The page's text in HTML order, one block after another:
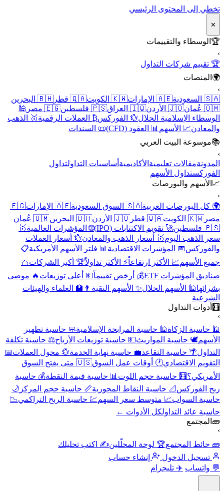
تخطي إلى المحتوى الرئيسي
✕
🏆 الوسطاء والتقييمات
›
🏆 تقييم شركات التداول
🌍 المنصات
›
🇸🇦 السعودية
🇦🇪 الإمارات 🇰🇼 الكويت 🇶🇦 قطر
🇧🇭 البحرين
🇴🇲 عُمان
🇯🇴 الأردن 🇮🇶 العراق 🇵🇸 فلسطين 🇪🇬 مصر
🕌
الوسطاء الإسلامية الحلال💱 الفوركس₿ العملات الرقمية🥇 الذهب
والمعادن📈 الأسهم 📊 العقود (CFD)
📜 السندات
📚موسوعة البيت العربي
›
المدونةمقالات تعليمية الأكاديمية أساسيات التداولتداول
الفوركستداول الأسهم
📈 الأسهم والبورصات
›
🌍 كل البورصات العربية🇸🇦 السوق السعودية 🇦🇪 الإمارات
🇪🇬
مصر 🇰🇼 الكويت 🇶🇦 قطر 🇯🇴 الأردن 🇧🇭 البحرين
🇴🇲 عُمان
🇵🇸 فلسطين
🚀 تقويم الاكتتابات (IPO) 🌐 المؤشرات العالمية🥇
سعر الذهب اليوم🥇 أسعار الذهب والمعادن💱 أسعار العملات
والفوركس📅 المؤشرات الاقتصادية 📊 فلتر الأسهم الأمريكية📋
جميع الأسهم📈 الأكثر ارتفاعاً⚡ الأكثر تداولاً🏆 أكبر الشركات🧺
صناديق المؤشرات ETF
💰 أرخص تقييماً💵 أعلى توزيعات 🔥 موصى
بشرائها🕌 الأسهم الحلال✨ الأسهم النقية 👨‍🏫 العلماء والهيئات
الشرعية
🧮 أدوات التداول
›
🕌 حاسبة الزكاة🕌 حاسبة المرابحة الإسلامية🧼 حاسبة تطهير
الأسهم🕊️ حاسبة المواريث💵 حاسبة توزيعات الأرباح⚖️ حاسبة تكلفة
التداول🌴 حاسبة التقاعد💼 حاسبة نهاية الخدمة💱 محول العملات📅
التقويم الاقتصادي🕐 أوقات عمل السوق
🇺🇸 متى يفتح السوق
الأمريكي؟🧮 حاسبة حجم اللوت 📊 حاسبة قيمة النقطة💰 حاسبة
ربح الفوركس 📐 حاسبة النقاط المحورية📏 حاسبة حجم المركز 🌙
حاسبة السواب📈 متوسط سعر السهم💹 حاسبة الربح التراكمي📉
حاسبة عائد التداولكل الأدوات ←
🧱 المجتمع
›
🧱 حائط المجتمع🏆 لوحة المحلّلين✍️ اكتب تحليلك
تسجيل الدخول
إنشاء حساب
💬 واتساب ✈️ تليجرام